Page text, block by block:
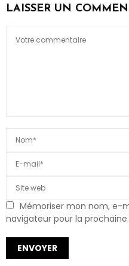
LAISSER UN
Mémoriser mon nom, e-
navigateur pour la prochaine